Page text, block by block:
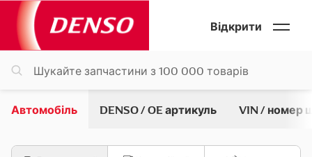
Відкрити
Автомобіль DENSO / OE артикуль VIN / номер